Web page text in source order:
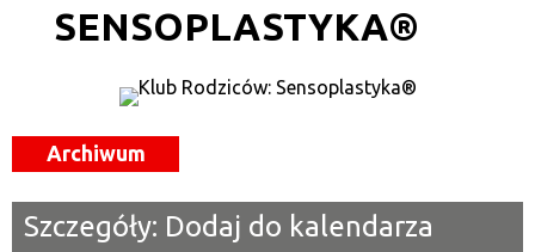
Kategoria
Trwające w zakresie
Organizator
SENSOPLASTYKA®
Archiwum
Szczegóły: Dodaj do kalendarza